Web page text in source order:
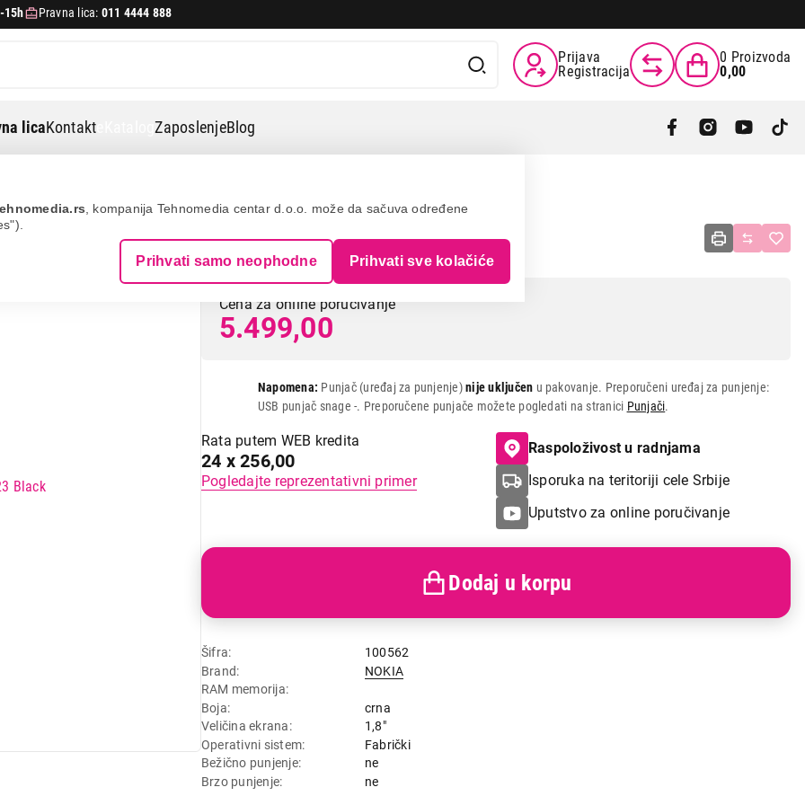
, kompanija Tehnomedia centar d.o.o. može da sačuva određene
Prihvati samo neophodne Prihvati sve kolačiće
15h Pravna lica: 011 4444 888
Prijava
Registracija
0 Proizvoda
0,00
licaKontakt eKatalogZaposlenjeBlog
NOKIA 110 DS 2023 Black
Cena za online poručivanje
5.499,00
Napomena: Punjač (uređaj za punjenje)nije uključen u pakovanje. Preporučeni uređaj za punjenje:
USB punjač snage -. Preporučene punjače možete pogledati na stranici Punjači.
Rata putem WEB kredita
24 x 256,00
Pogledajte reprezentativni primer
Raspoloživost u radnjama
Isporuka na teritoriji cele Srbije
Uputstvo za online poručivanje
Šifra
100562
Brand
NOKIA
RAM memorija
Boja
crna
Veličina ekrana
1,8"
Operativni sistem
Fabrički
Bežično punjenje
ne
Brzo punjenje
ne
Dodaj u korpu